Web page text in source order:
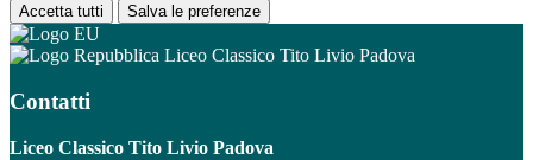
Accetta tutti Salva le preferenze
Liceo Classico Tito Livio Padova
Contatti
Liceo Classico Tito Livio Padova